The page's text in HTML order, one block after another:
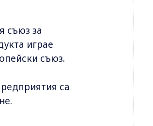
съюз за
играе
съюз.
са